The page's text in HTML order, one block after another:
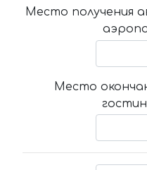
Место получения
Место